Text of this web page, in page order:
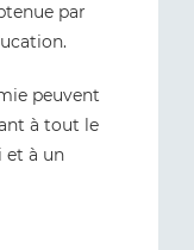
par
peuvent
à tout le
et à un